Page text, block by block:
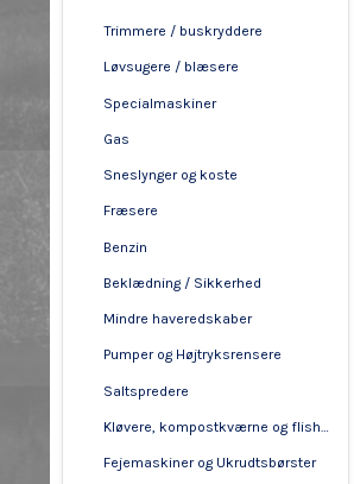
Trimmere / buskryddere
Løvsugere / blæsere
Specialmaskiner
Gas
Sneslynger og koste
Fræsere
Benzin
Beklædning / Sikkerhed
Mindre haveredskaber
Pumper og Højtryksrensere
Saltspredere
Kløvere, kompostkværne og flishuggere
Fejemaskiner og Ukrudtsbørster